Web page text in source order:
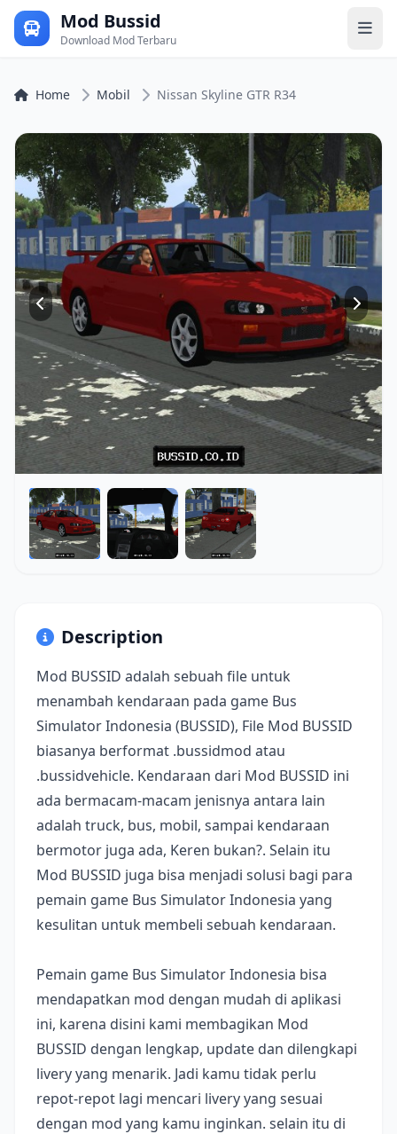
Mod Bussid
Download Mod Terbaru
Home Mobil Nissan Skyline GTR R34
Description
Mod BUSSID adalah sebuah file untuk
menambah kendaraan pada game Bus
Simulator Indonesia (BUSSID), File Mod BUSSID
biasanya berformat .bussidmod atau
.bussidvehicle. Kendaraan dari Mod BUSSID ini
ada bermacam-macam jenisnya antara lain
adalah truck, bus, mobil, sampai kendaraan
bermotor juga ada, Keren bukan?. Selain itu
Mod BUSSID juga bisa menjadi solusi bagi para
pemain game Bus Simulator Indonesia yang
kesulitan untuk membeli sebuah kendaraan.
Pemain game Bus Simulator Indonesia bisa
mendapatkan mod dengan mudah di aplikasi
ini, karena disini kami membagikan Mod
BUSSID dengan lengkap, update dan dilengkapi
livery yang menarik. Jadi kamu tidak perlu
repot-repot lagi mencari livery yang sesuai
dengan mod yang kamu inginkan. selain itu di